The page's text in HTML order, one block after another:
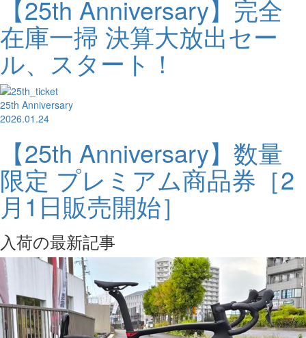
【25th Anniversary】完全
在庫一掃 決算大放出セー
ル、スタート！
25th Anniversary
2026.01.24
【25th Anniversary】数量
限定 プレミアム商品券［2
月1日販売開始］
入荷の最新記事